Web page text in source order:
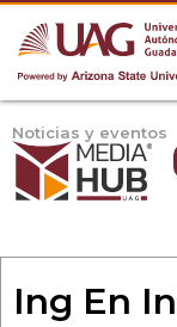
Noticias y eventos
Ing En